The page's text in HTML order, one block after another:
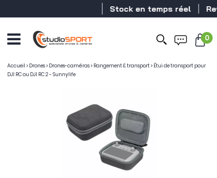
Stock en temps réel
0
Accueil > Drones> Drones-caméras> Rangement & transport> Étui de transport pour
DJI RC ou DJI RC 2 - Sunnylife